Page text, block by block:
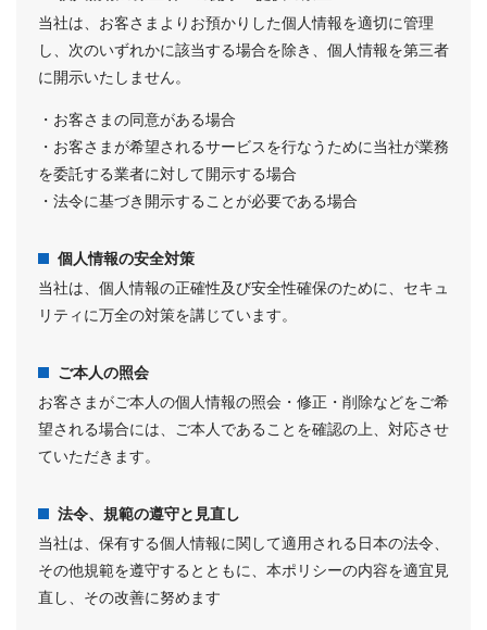
当社は、お客さまよりお預かりした個人情報を適切に管理
し、次のいずれかに該当する場合を除き、個人情報を第三者
に開示いたしません。
・お客さまの同意がある場合
・お客さまが希望されるサービスを行なうために当社が業務
を委託する業者に対して開示する場合
・法令に基づき開示することが必要である場合
個人情報の安全対策
当社は、個人情報の正確性及び安全性確保のために、セキュ
リティに万全の対策を講じています。
ご本人の照会
お客さまがご本人の個人情報の照会・修正・削除などをご希
望される場合には、ご本人であることを確認の上、対応させ
ていただきます。
法令、規範の遵守と見直し
当社は、保有する個人情報に関して適用される日本の法令、
その他規範を遵守するとともに、本ポリシーの内容を適宜見
直し、その改善に努めます